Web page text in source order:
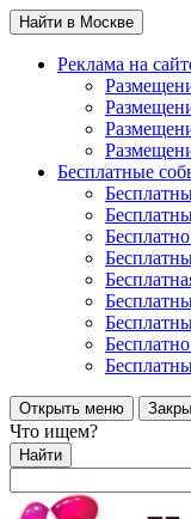
Найти в Москве
Реклама на
Бесплатные
Открыть меню
Что ищем?
Найти